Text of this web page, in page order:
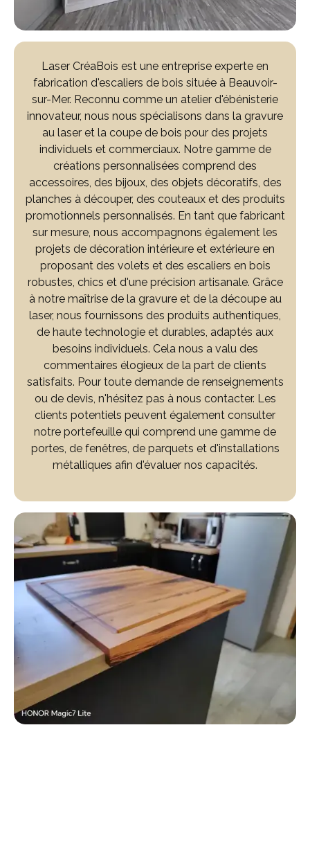
Laser CréaBois est une entreprise experte en
fabrication d'escaliers de bois située à Beauvoir-
sur-Mer. Reconnu comme un atelier d'ébénisterie
innovateur, nous nous spécialisons dans la gravure
au laser et la coupe de bois pour des projets
individuels et commerciaux. Notre gamme de
créations personnalisées comprend des
accessoires, des bijoux, des objets décoratifs, des
planches à découper, des couteaux et des produits
promotionnels personnalisés. En tant que fabricant
sur mesure, nous accompagnons également les
projets de décoration intérieure et extérieure en
proposant des volets et des escaliers en bois
robustes, chics et d'une précision artisanale. Grâce
à notre maîtrise de la gravure et de la découpe au
laser, nous fournissons des produits authentiques,
de haute technologie et durables, adaptés aux
besoins individuels. Cela nous a valu des
commentaires élogieux de la part de clients
satisfaits. Pour toute demande de renseignements
ou de devis, n'hésitez pas à nous contacter. Les
clients potentiels peuvent également consulter
notre portefeuille qui comprend une gamme de
portes, de fenêtres, de parquets et d'installations
métalliques afin d'évaluer nos capacités.